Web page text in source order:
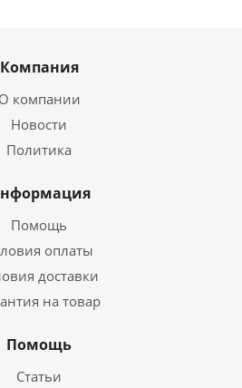
Компания
О компании
Новости
Политика
Помощь
оплаты
доставки
на товар
Помощь
Статьи